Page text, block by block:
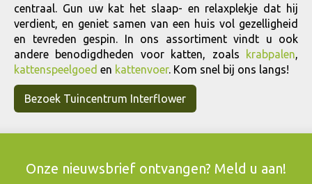
centraal. Gun uw kat het slaap- en relaxplekje dat hij
verdient, en geniet samen van een huis vol gezelligheid
en tevreden gespin. In ons assortiment vindt u ook
andere benodigdheden voor katten, zoals
krabpalen,
kattenspeelgoed en kattenvoer. Kom snel bij ons langs!
Bezoek Tuincentrum Interflower
Onze nieuwsbrief ontvangen? Meld u aan!